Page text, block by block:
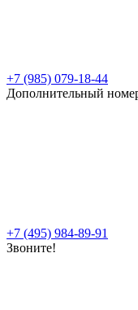
+7 (985) 079-18-44
Дополнительный
+7 (495) 984-89-91
Звоните!